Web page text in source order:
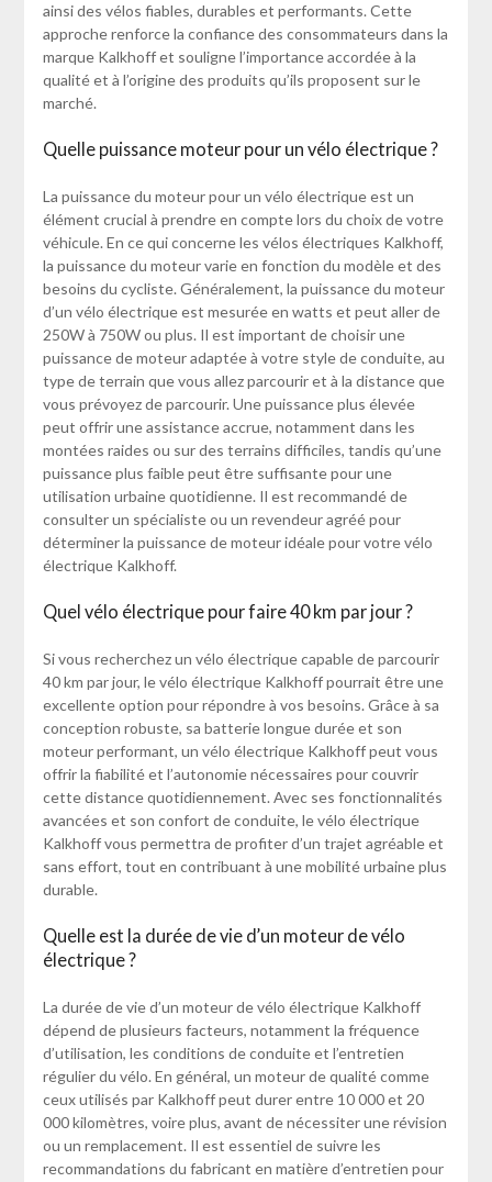
ainsi des vélos fiables, durables et performants. Cette
approche renforce la confiance des consommateurs dans la
marque Kalkhoff et souligne l’importance accordée à la
qualité et à l’origine des produits qu’ils proposent sur le
marché.
Quelle puissance moteur pour un vélo électrique ?
La puissance du moteur pour un vélo électrique est un
élément crucial à prendre en compte lors du choix de votre
véhicule. En ce qui concerne les vélos électriques Kalkhoff,
la puissance du moteur varie en fonction du modèle et des
besoins du cycliste. Généralement, la puissance du moteur
d’un vélo électrique est mesurée en watts et peut aller de
250W à 750W ou plus. Il est important de choisir une
puissance de moteur adaptée à votre style de conduite, au
type de terrain que vous allez parcourir et à la distance que
vous prévoyez de parcourir. Une puissance plus élevée
peut offrir une assistance accrue, notamment dans les
montées raides ou sur des terrains difficiles, tandis qu’une
puissance plus faible peut être suffisante pour une
utilisation urbaine quotidienne. Il est recommandé de
consulter un spécialiste ou un revendeur agréé pour
déterminer la puissance de moteur idéale pour votre vélo
électrique Kalkhoff.
Quel vélo électrique pour faire 40 km par jour ?
Si vous recherchez un vélo électrique capable de parcourir
40 km par jour, le vélo électrique Kalkhoff pourrait être une
excellente option pour répondre à vos besoins. Grâce à sa
conception robuste, sa batterie longue durée et son
moteur performant, un vélo électrique Kalkhoff peut vous
offrir la fiabilité et l’autonomie nécessaires pour couvrir
cette distance quotidiennement. Avec ses fonctionnalités
avancées et son confort de conduite, le vélo électrique
Kalkhoff vous permettra de profiter d’un trajet agréable et
sans effort, tout en contribuant à une mobilité urbaine plus
durable.
Quelle est la durée de vie d’un moteur de vélo
électrique ?
La durée de vie d’un moteur de vélo électrique Kalkhoff
dépend de plusieurs facteurs, notamment la fréquence
d’utilisation, les conditions de conduite et l’entretien
régulier du vélo. En général, un moteur de qualité comme
ceux utilisés par Kalkhoff peut durer entre 10 000 et 20
000 kilomètres, voire plus, avant de nécessiter une révision
ou un remplacement. Il est essentiel de suivre les
recommandations du fabricant en matière d’entretien pour